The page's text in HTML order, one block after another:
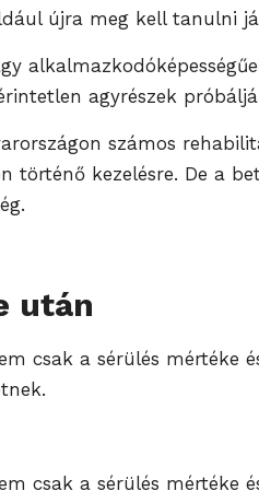
újra meg kell tanulni
agyrészek
számos
történő kezelésre. De a
után
csak a sérülés mértéke
csak a sérülés mértéke